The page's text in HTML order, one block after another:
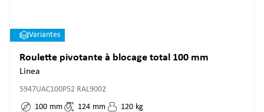
Variantes
Roulette pivotante à blocage total 100 mm
Linea
5947UAC100P52 RAL9002
100 mm 124 mm 120 kg